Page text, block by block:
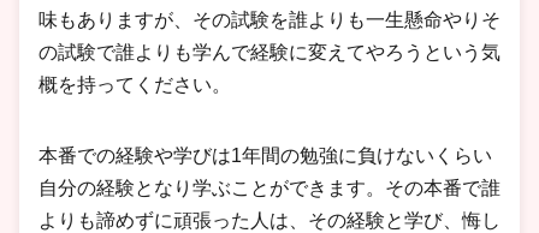
味もありますが、その試験を誰よりも一生懸命やりそ
の試験で誰よりも学んで経験に変えてやろうという気
概を持ってください。
本番での経験や学びは1年間の勉強に負けないくらい
自分の経験となり学ぶことができます。その本番で誰
よりも諦めずに頑張った人は、その経験と学び、悔し